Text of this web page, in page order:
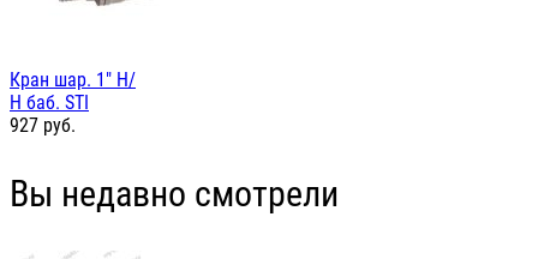
Кран шар. 1" Н/
Н баб. STI
927 руб.
Вы недавно смотрели